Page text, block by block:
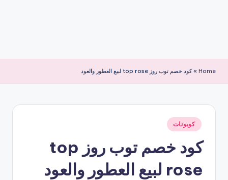
Home
»كود خصم توب روز top rose لبيع العطور والعود
نُشر
في
كوبونات
كود خصم توب روز top
rose لبيع العطور والعود